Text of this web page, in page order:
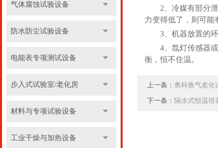
气体腐蚀试验设备
防水防尘试验设备
电能表专项测试设备
步入式试验室/老化房
材料与专项试验设备
工业干燥与加热设备
2、冷媒有部分泄
力变得低了，则可能
3、机器放置的环
4、氙灯传感器或
衡，恒不住温。
上一条： 奥科换气老化
下一条： 隔水式恒温培